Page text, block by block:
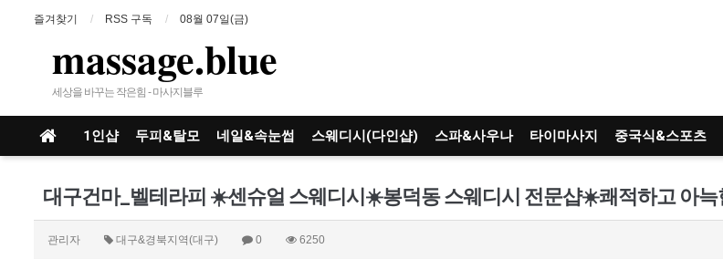
즐겨찾기 RSS 구독 08월 07일(금)
massage.blue
세상을 바꾸는 작은힘 - 마사지블루
1인샵 두피&탈모 네일&속눈썹 스웨디시(다인샵) 스파&사우나 타이마사지 중국식&스포츠
관리자 대구&경북지역(대구) 0 6250